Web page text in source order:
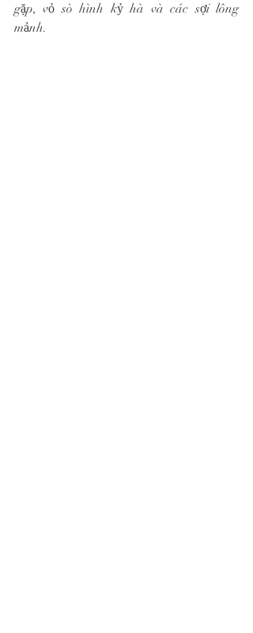
gặp, vỏ sò hình kỷ hà và các sợi lông
mảnh.